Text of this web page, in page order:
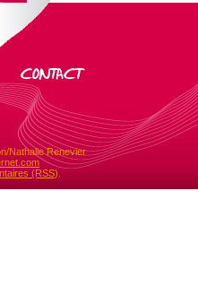
Nathalie Renevier
(RSS)